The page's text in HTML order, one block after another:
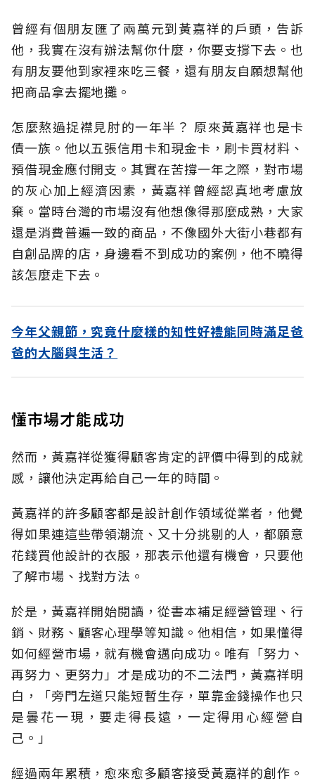
曾經有個朋友匯了兩萬元到黃嘉祥的戶頭，告訴
他，我實在沒有辦法幫你什麼，你要支撐下去。也
有朋友要他到家裡來吃三餐，還有朋友自願想幫他
把商品拿去擺地攤。
怎麼熬過捉襟見肘的一年半？ 原來黃嘉祥也是卡
債一族。他以五張信用卡和現金卡，刷卡買材料、
預借現金應付開支。其實在苦撐一年之際，對市場
的灰心加上經濟因素，黃嘉祥曾經認真地考慮放
棄。當時台灣的市場沒有他想像得那麼成熟，大家
還是消費普遍一致的商品，不像國外大街小巷都有
自創品牌的店，身邊看不到成功的案例，他不曉得
該怎麼走下去。
今年父親節，究竟什麼樣的知性好禮能同時滿足爸
爸的大腦與生活？
懂市場才能成功
然而，黃嘉祥從獲得顧客肯定的評價中得到的成就
感，讓他決定再給自己一年的時間。
黃嘉祥的許多顧客都是設計創作領域從業者，他覺
得如果連這些帶領潮流、又十分挑剔的人，都願意
花錢買他設計的衣服，那表示他還有機會，只要他
了解市場、找對方法。
於是，黃嘉祥開始閱讀，從書本補足經營管理、行
銷、財務、顧客心理學等知識。他相信，如果懂得
如何經營市場，就有機會邁向成功。唯有「努力、
再努力、更努力」才是成功的不二法門，黃嘉祥明
白，「旁門左道只能短暫生存，單靠金錢操作也只
是曇花一現，要走得長遠，一定得用心經營自
己。」
經過兩年累積，愈來愈多顧客接受黃嘉祥的創作。